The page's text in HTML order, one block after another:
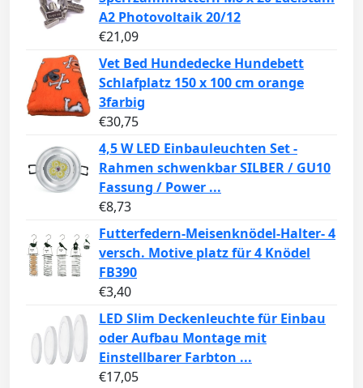
A2 Photovoltaik 20/12
€21,09
Vet Bed Hundedecke Hundebett
Schlafplatz 150 x 100 cm orange
3farbig
€30,75
4,5 W LED Einbauleuchten Set -
Rahmen schwenkbar SILBER / GU10
Fassung / Power ...
€8,73
Futterfedern-Meisenknödel-Halter- 4
versch. Motive platz für 4 Knödel
FB390
€3,40
LED Slim Deckenleuchte für Einbau
oder Aufbau Montage mit
Einstellbarer Farbton ...
€17,05